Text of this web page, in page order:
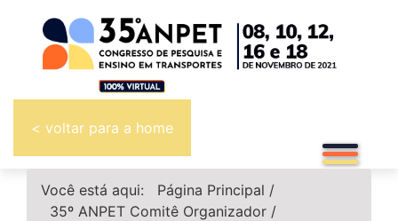
< voltar para a home
Você está aqui: Página Principal /
35º ANPET Comitê Organizador /